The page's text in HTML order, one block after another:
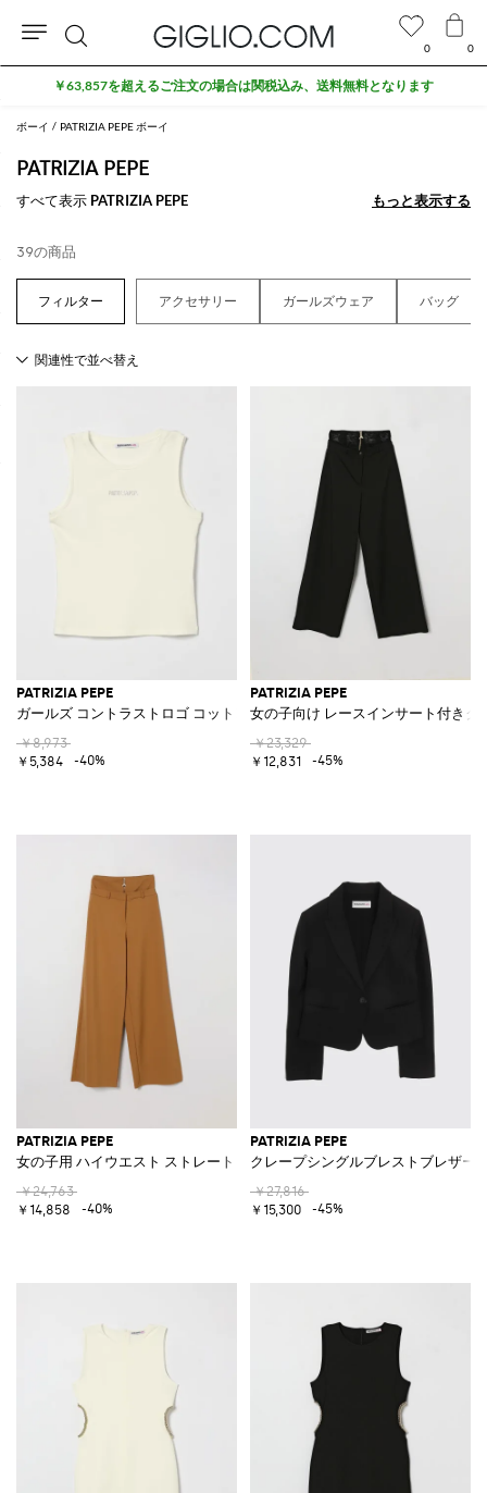
ボーイ PATRIZIA PEPE ボーイ
PATRIZIA PEPE
すべて表示 PATRIZIA PEPE もっと表示する
もっと表示する
39の商品
アクセサリー ガールズウェア バッグ
PATRIZIA PEPE
ガールズ コントラストロゴ コットンタンクトップ
￥8,973
￥5,384
-40%
PATRIZIA PEPE
女の子向け レースインサート付きク
￥23,329
￥12,831
-45%
PATRIZIA PEPE
女の子用 ハイウエスト ストレートレッグ クレープパンツ ジッパー付き
￥24,763
￥14,858
-40%
PATRIZIA PEPE
クレープシングルブレストブレザー
￥27,816
￥15,300
-45%
0 0
検
索
￥63,857を超えるご注文の場合は関税込み、送料無料となります